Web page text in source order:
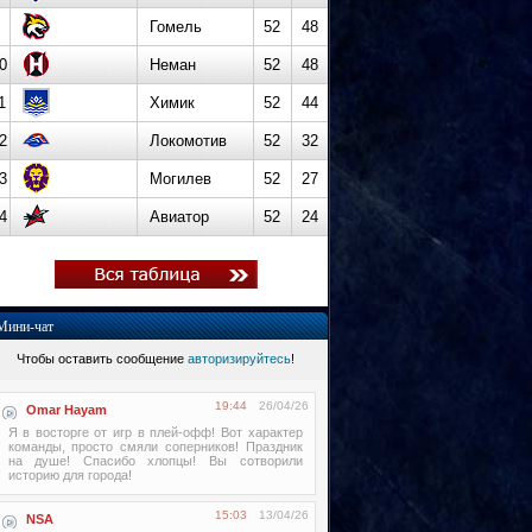
Гомель 52 48
Неман 52 48
Химик 52 44
Локомотив 52 32
Могилев 52 27
Авиатор 52 24
чат
Чтобы оставить сообщение авторизируйтесь!
Omar Hayam 26/04/26
19:44
Я в восторге от игр в плей-офф! Вот характер
команды, просто смяли соперников! Праздник
на душе! Спасибо хлопцы! Вы сотворили
историю для города!
NSA 13/04/26
15:03